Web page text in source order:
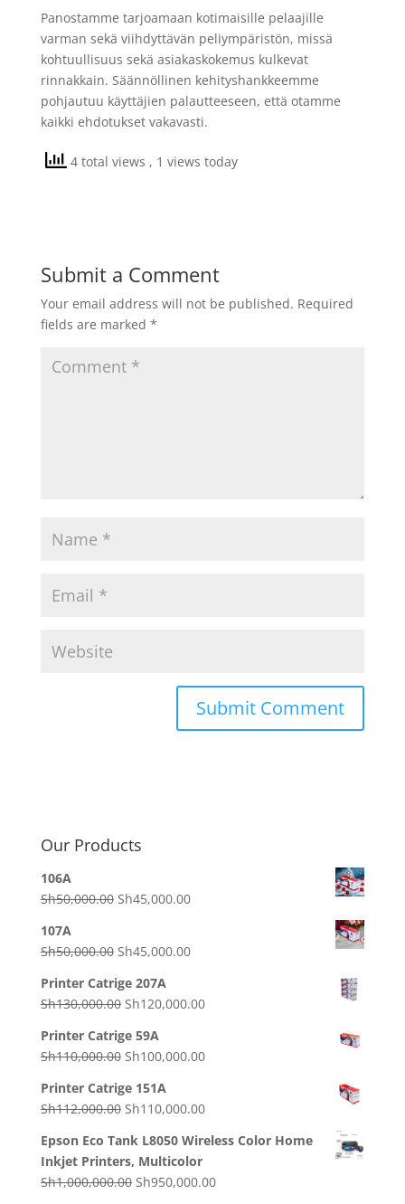
Panostamme tarjoamaan kotimaisille pelaajille
varman sekä viihdyttävän peliympäristön, missä
kohtuullisuus sekä asiakaskokemus kulkevat
rinnakkain. Säännöllinen kehityshankkeemme
pohjautuu käyttäjien palautteeseen, että otamme
kaikki ehdotukset vakavasti.
4 total views , 1 views today
Submit a Comment
Your email address will not be published. Required
fields are marked *
Our Products
106A
Sh50,000.00 Original
Sh50,000.00.
Sh45,000.00Current
Sh45,000.00.
107A
Sh50,000.00 Original
was:
Sh50,000.00.
Sh45,000.00Current
Sh45,000.00.
Printer Catrige 207A
Sh130,000.00 Original
was:
Sh130,000.00.
Sh120,000.00Current
Sh120,000.00.
Printer Catrige 59A
Sh110,000.00 Original
was:
Sh110,000.00.
Sh100,000.00Current
Sh100,000.00.
Printer Catrige 151A
Sh112,000.00 Original
was:
Sh112,000.00.
Sh110,000.00Current
is:
Epson Eco Tank L8050 Wireless Color Home
Inkjet Printers, Multicolor
Sh1,000,000.00 Original
Sh950,000.00Current